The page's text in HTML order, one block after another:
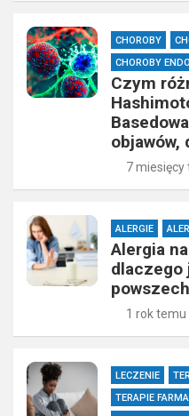
CHOROBY
CHOROBY
Czym
objawów,
7 miesięcy
ALERGIE
Alergia
dlaczego
1 rok temu
LECZENIE
TERAPIE